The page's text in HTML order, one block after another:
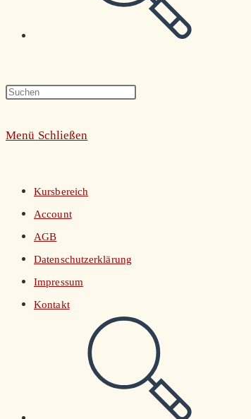
umschalten
Press
Menü Schließen
Kursbereich
Account
AGB
Datenschutzerklärung
Impressum
Kontakt